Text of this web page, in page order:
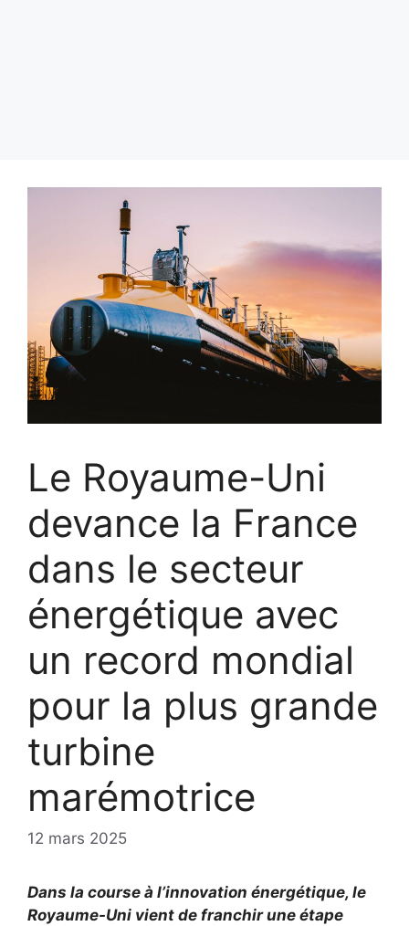
Le Royaume-Uni
devance la France
dans le secteur
énergétique avec
un record mondial
pour la plus grande
turbine
marémotrice
12 mars 2025
Dans la course à l’innovation énergétique, le
Royaume-Uni vient de franchir une étape